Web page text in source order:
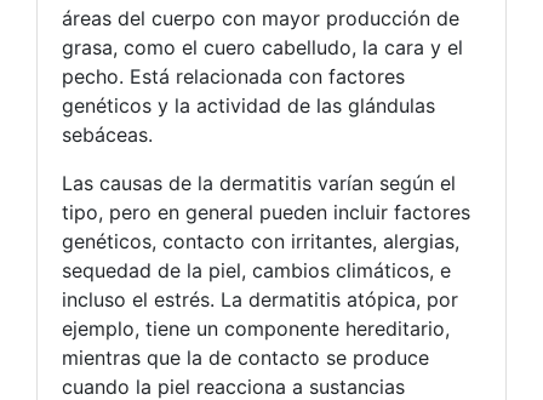
áreas del cuerpo con mayor producción de
grasa, como el cuero cabelludo, la cara y el
pecho. Está relacionada con factores
genéticos y la actividad de las glándulas
sebáceas.
Las causas de la dermatitis varían según el
tipo, pero en general pueden incluir factores
genéticos, contacto con irritantes, alergias,
sequedad de la piel, cambios climáticos, e
incluso el estrés. La dermatitis atópica, por
ejemplo, tiene un componente hereditario,
mientras que la de contacto se produce
cuando la piel reacciona a sustancias